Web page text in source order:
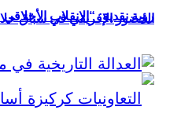
الحضور الإفريقي في سباق
رؤية نقدية: “الانقلاب